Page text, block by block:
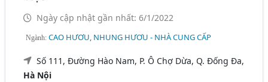
Ngày cập nhật gần nhất: 6/1/2022
Ngành:CAO HƯƠU, NHUNG HƯƠU - NHÀ CUNG CẤP
Số 111, Đường Hào Nam, P. Ô Chợ Dừa, Q. Đống Đa,
Hà Nội